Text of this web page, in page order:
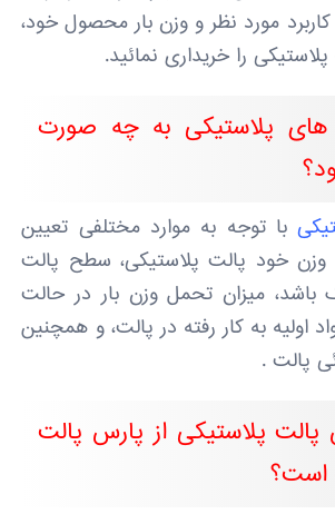
کاربرد مورد نظر و وزن بار محصول خود،
را خریداری نمائید.
پلاستیکی به چه صورت
با توجه به موارد مختلفی تعیین
خود پالت پلاستیکی، سطح پالت
میزان تحمل وزن بار در حالت
اولیه به کار رفته در پالت، و همچنین
پالت .
پلاستیکی از پارس پالت
است؟